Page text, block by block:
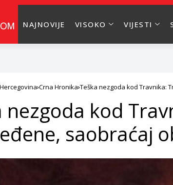
NAJNOVIJE VISOKO VIJESTI
Crna Hronika Teška nezgoda kod Travnika:
nezgoda kod
saobraćaj